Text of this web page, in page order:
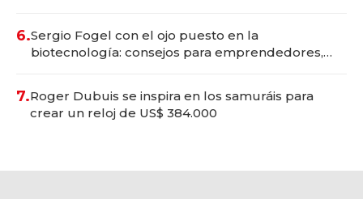
6.Sergio Fogel con el ojo puesto en la
biotecnología: consejos para emprendedores,
7.Roger Dubuis se inspira en los samuráis para
crear un reloj de US$ 384.000